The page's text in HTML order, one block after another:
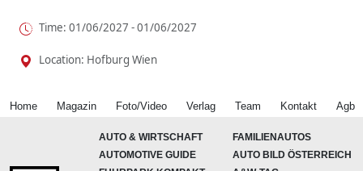
Time: 01/06/2027 - 01/06/2027
Location: Hofburg Wien
Home Magazin Foto/Video Verlag Team Kontakt Agb
AUTO & WIRTSCHAFT
FAMILIENAUTOS
AUTOMOTIVE GUIDE
AUTO BILD ÖSTERREICH